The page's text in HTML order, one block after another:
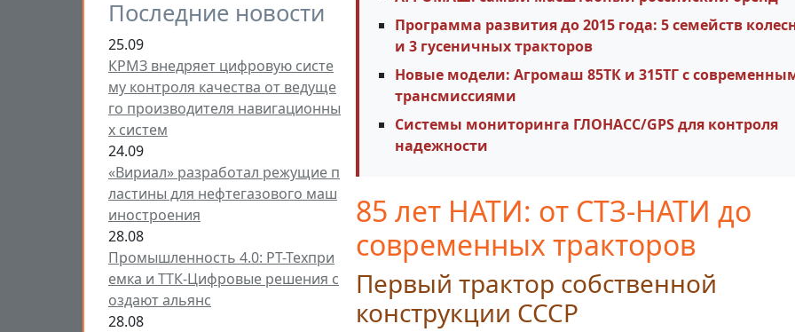
Последние новости
25.09
КРМЗ внедряет цифровую систе
му контроля качества от ведуще
го производителя навигационны
х систем
24.09
«Вириал» разработал режущие п
ластины для нефтегазового маш
иностроения
28.08
Промышленность 4.0: РТ-Техпри
емка и ТТК-Цифровые решения с
оздают альянс
28.08
Программа развития до 2015 года: 5 семейств
и 3 гусеничных тракторов
Новые модели: Агромаш 85ТК и 315ТГ с
трансмиссиями
Системы мониторинга ГЛОНАСС/GPS для контроля
надежности
85 лет НАТИ: от СТЗ-НАТИ до
современных тракторов
Первый трактор собственной
конструкции СССР